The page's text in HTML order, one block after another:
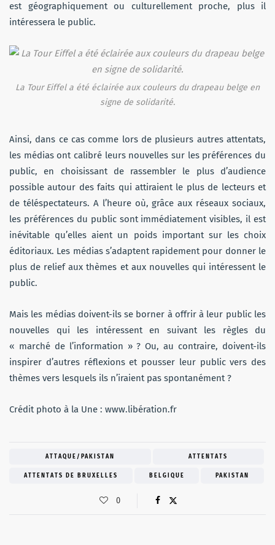
est géographiquement ou culturellement proche, plus il
intéressera le public.
La Tour Eiffel a été éclairée aux couleurs du drapeau belge en
signe de solidarité.
Ainsi, dans ce cas comme lors de plusieurs autres attentats,
les médias ont calibré leurs nouvelles sur les préférences du
public, en choisissant de rassembler le plus d’audience
possible autour des faits qui attiraient le plus de lecteurs et
de téléspectateurs. A l’heure où, grâce aux réseaux sociaux,
les préférences du public sont immédiatement visibles, il est
inévitable qu’elles aient un poids important sur les choix
éditoriaux. Les médias s’adaptent rapidement pour donner le
plus de relief aux thèmes et aux nouvelles qui intéressent le
public.
Mais les médias doivent-ils se borner à offrir à leur public les
nouvelles qui les intéressent en suivant les règles du
« marché de l’information » ? Ou, au contraire, doivent-ils
inspirer d’autres réflexions et pousser leur public vers des
thèmes vers lesquels ils n’iraient pas spontanément ?
Crédit photo à la Une : www.libération.fr
ATTAQUE/PAKISTAN ATTENTATS
ATTENTATS DE BRUXELLES BELGIQUE PAKISTAN
0